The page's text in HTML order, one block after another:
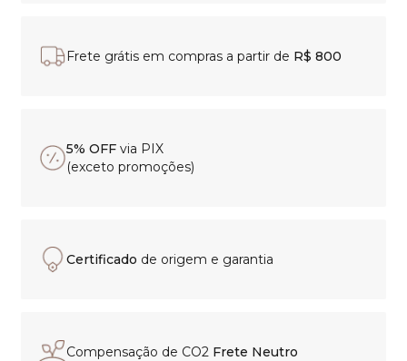
Frete grátis em compras a partir de R$ 800
5% OFF via PIX
(exceto promoções)
Certificado de origem e garantia
Compensação de CO2 Frete Neutro